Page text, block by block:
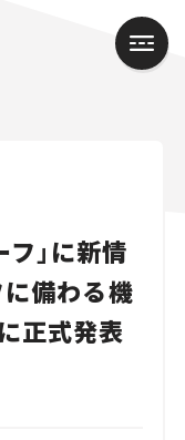
フ」に新情
に備わる機
正式発表